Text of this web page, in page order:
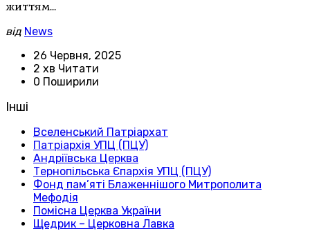
життям…
від News
26 Червня, 2025
2 хв Читати
0 Поширили
Інші
Вселенський Патріархат
Патріархія УПЦ (ПЦУ)
Андріївська Церква
Тернопільська Єпархія УПЦ (ПЦУ)
Фонд пам’яті Блаженнішого Митрополита
Мефодія
Помісна Церква України
Щедрик – Церковна Лавка